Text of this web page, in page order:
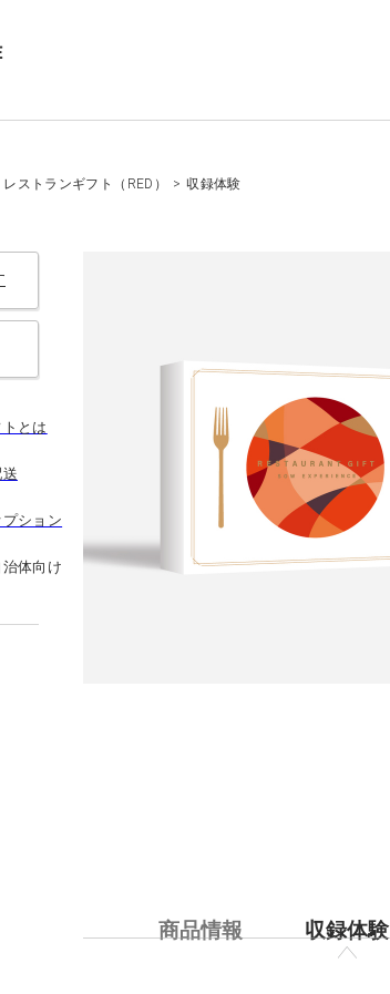
レストランギフト（RED） > 収録体験
とは
ション
体向け
商品情報 収録体験